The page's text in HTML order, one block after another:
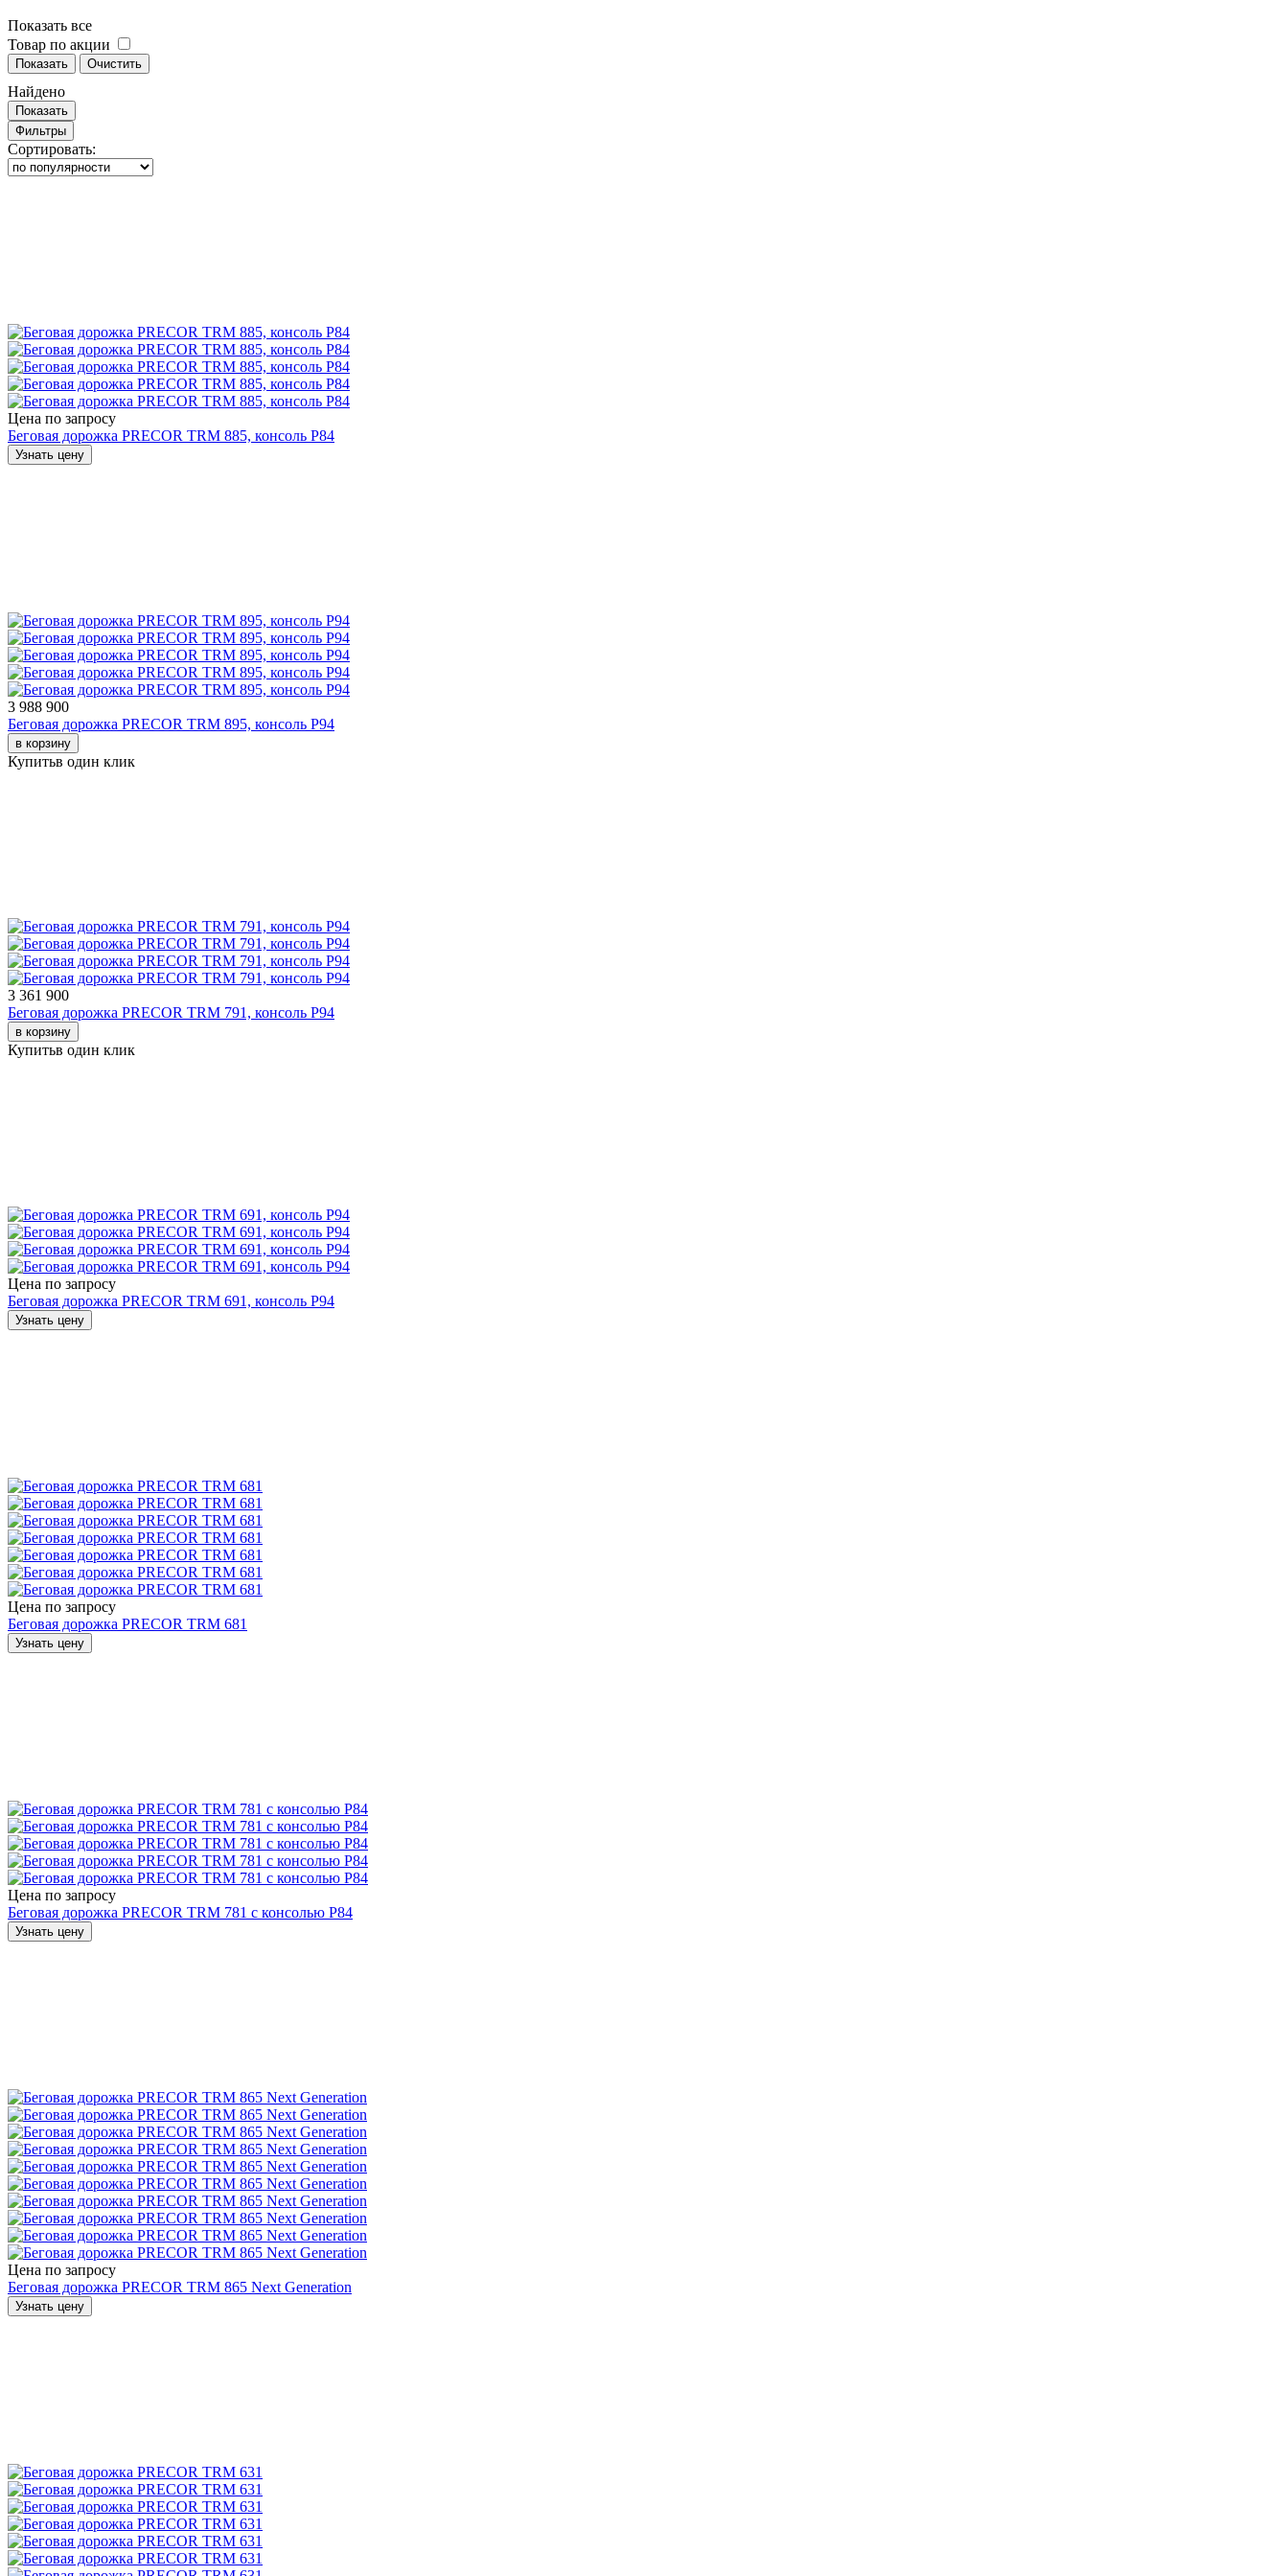
Показать все
Товар по акции
Показать Очистить
Найдено
Показать
Фильтры
Сортировать:
Цена по запросу
Беговая дорожка PRECOR TRM 885, консоль P84
Узнать цену
3 988 900
Беговая дорожка PRECOR TRM 895, консоль P94
в корзину
Купитьв один клик
3 361 900
Беговая дорожка PRECOR TRM 791, консоль P94
в корзину
Купитьв один клик
Цена по запросу
Беговая дорожка PRECOR TRM 691, консоль P94
Узнать цену
Цена по запросу
Беговая дорожка PRECOR TRM 681
Узнать цену
Цена по запросу
Беговая дорожка PRECOR TRM 781 с консолью P84
Узнать цену
Цена по запросу
Беговая дорожка PRECOR TRM 865 Next Generation
Узнать цену